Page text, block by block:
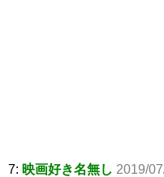
7: 映画好き名無し 2019/